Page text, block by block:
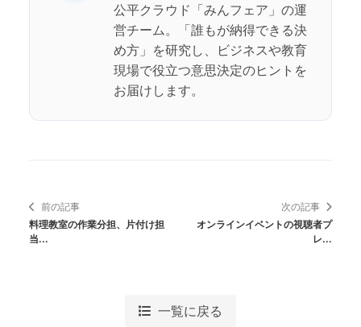
公平クラウド「みんフェア」の運
営チーム。「誰もが納得できる決
め方」を研究し、ビジネスや教育
現場で役立つ意思決定のヒントを
お届けします。
前の記事
料理教室の作業分担、片付け担
当...
次の記事
オンラインイベントの視聴者プ
レ...
一覧に戻る